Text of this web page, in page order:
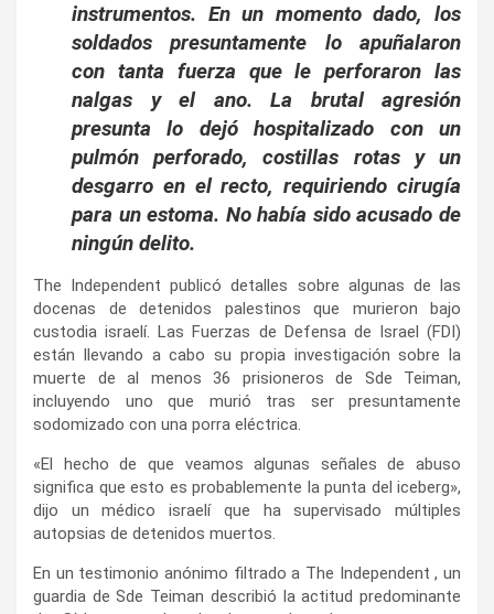
instrumentos. En un momento dado, los
soldados presuntamente lo apuñalaron
con tanta fuerza que le perforaron las
nalgas y el ano. La brutal agresión
presunta lo dejó hospitalizado con un
pulmón perforado, costillas rotas y un
desgarro en el recto, requiriendo cirugía
para un estoma. No había sido acusado de
ningún delito.
The Independent publicó detalles sobre algunas de las
docenas de detenidos palestinos que murieron bajo
custodia israelí. Las Fuerzas de Defensa de Israel (FDI)
están llevando a cabo su propia investigación sobre la
muerte de al menos 36 prisioneros de Sde Teiman,
incluyendo uno que murió tras ser presuntamente
sodomizado con una porra eléctrica.
«El hecho de que veamos algunas señales de abuso
significa que esto es probablemente la punta del iceberg»,
dijo un médico israelí que ha supervisado múltiples
autopsias de detenidos muertos.
En un testimonio anónimo filtrado a The Independent , un
guardia de Sde Teiman describió la actitud predominante